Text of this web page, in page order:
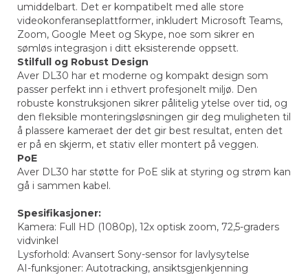
umiddelbart. Det er kompatibelt med alle store
videokonferanseplattformer, inkludert Microsoft Teams,
Zoom, Google Meet og Skype, noe som sikrer en
sømløs integrasjon i ditt eksisterende oppsett.
Stilfull og Robust Design
Aver DL30 har et moderne og kompakt design som
passer perfekt inn i ethvert profesjonelt miljø. Den
robuste konstruksjonen sikrer pålitelig ytelse over tid, og
den fleksible monteringsløsningen gir deg muligheten til
å plassere kameraet der det gir best resultat, enten det
er på en skjerm, et stativ eller montert på veggen.
PoE
Aver DL30 har støtte for PoE slik at styring og strøm kan
gå i sammen kabel.
Spesifikasjoner:
Kamera: Full HD (1080p), 12x optisk zoom, 72,5-graders
vidvinkel
Lysforhold: Avansert Sony-sensor for lavlysytelse
AI-funksjoner: Autotracking, ansiktsgjenkjenning